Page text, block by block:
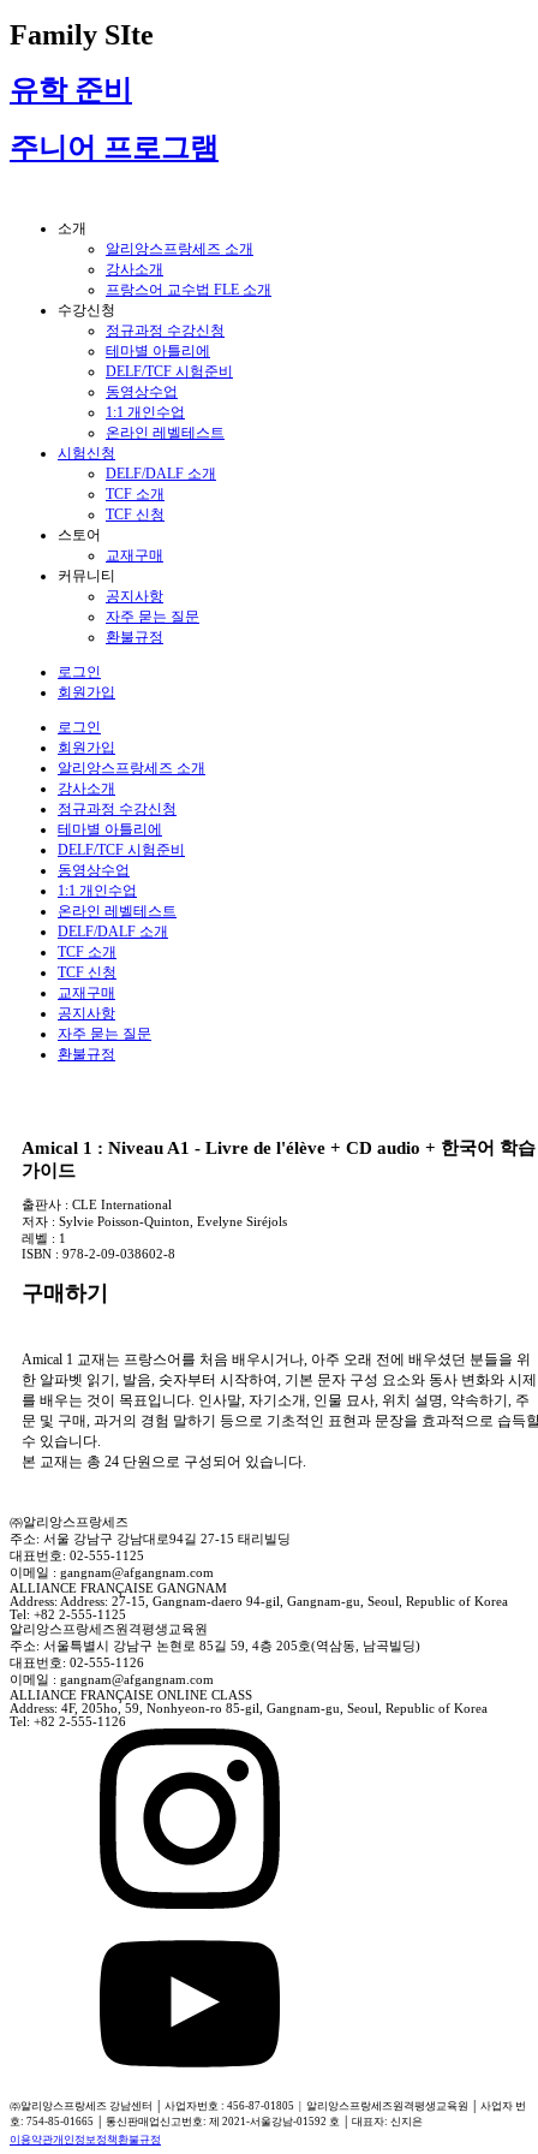
Family SIte
유학 준비
주니어 프로그램
소개
알리앙스프랑세즈 소개
강사소개
프랑스어 교수법 FLE 소개
수강신청
정규과정 수강신청
테마별 아틀리에
DELF/TCF 시험준비
동영상수업
1:1 개인수업
온라인 레벨테스트
시험신청
DELF/DALF 소개
TCF 소개
TCF 신청
스토어
교재구매
커뮤니티
공지사항
자주 묻는 질문
환불규정
로그인
회원가입
로그인
회원가입
알리앙스프랑세즈 소개
강사소개
정규과정 수강신청
테마별 아틀리에
DELF/TCF 시험준비
동영상수업
1:1 개인수업
온라인 레벨테스트
DELF/DALF 소개
TCF 소개
TCF 신청
교재구매
공지사항
자주 묻는 질문
환불규정
Amical 1 : Niveau A1 - Livre de l'élève + CD audio + 한국어 학습
가이드
출판사 : CLE International
저자 : Sylvie Poisson-Quinton, Evelyne Siréjols
레벨 : 1
ISBN : 978-2-09-038602-8
구매하기
Amical 1 교재는 프랑스어를 처음 배우시거나, 아주 오래 전에 배우셨던 분들을 위
한 알파벳 읽기, 발음, 숫자부터 시작하여, 기본 문자 구성 요소와 동사 변화와 시제
를 배우는 것이 목표입니다. 인사말, 자기소개, 인물 묘사, 위치 설명, 약속하기, 주
문 및 구매, 과거의 경험 말하기 등으로 기초적인 표현과 문장을 효과적으로 습득
수 있습니다.
본 교재는 총 24 단원으로 구성되어 있습니다.
㈜알리앙스프랑세즈
주소: 서울 강남구 강남대로94길 27-15 태리빌딩
대표번호: 02-555-1125
이메일 : gangnam@afgangnam.com
ALLIANCE FRANÇAISE GANGNAM
Address: Address: 27-15, Gangnam-daero 94-gil, Gangnam-gu, Seoul, Republic of Korea
Tel: +82 2-555-1125
알리앙스프랑세즈원격평생교육원
주소: 서울특별시 강남구 논현로 85길 59, 4층 205호(역삼동, 남곡빌딩)
대표번호: 02-555-1126
이메일 : gangnam@afgangnam.com
ALLIANCE FRANÇAISE ONLINE CLASS
Address: 4F, 205ho, 59, Nonhyeon-ro 85-gil, Gangnam-gu, Seoul, Republic of Korea
Tel: +82 2-555-1126
㈜알리앙스프랑세즈 강남센터 │ 사업자번호 : 456-87-01805 | 알리앙스프랑세즈원격평생교육원 │ 사업자 번
호: 754-85-01665 │ 통신판매업신고번호: 제 2021-서울강남-01592 호 │ 대표자: 신지은
이용약관개인정보정책환불규정